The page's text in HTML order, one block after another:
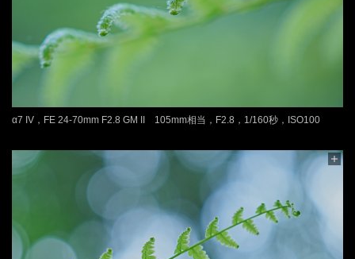
α7 IV，FE 24-70mm F2.8 GM II 105mm相当，F2.8，1/160秒，ISO100